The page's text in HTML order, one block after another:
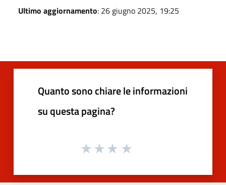
Ultimo aggiornamento: 26 giugno 2025, 19:25
Quanto sono chiare le informazioni
su questa pagina?